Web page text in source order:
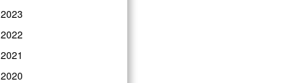
2023
2022
2021
2020